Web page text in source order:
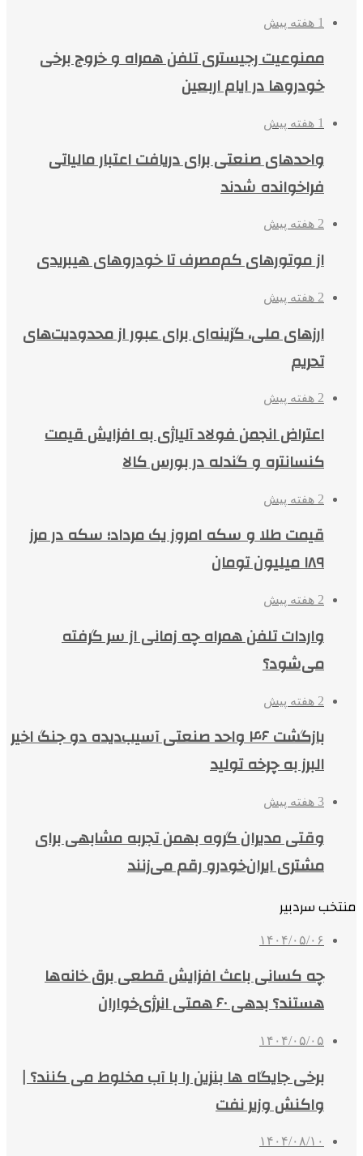
1 هفته پیش
ممنوعیت رجیستری تلفن همراه و خروج برخی
خودروها در ایام اربعین
1 هفته پیش
واحدهای صنعتی برای دریافت اعتبار مالیاتی
فراخوانده شدند
2 هفته پیش
از موتورهای کم‌مصرف تا خودروهای هیبریدی
2 هفته پیش
ارزهای ملی، گزینه‌ای برای عبور از محدودیت‌های
تحریم
2 هفته پیش
اعتراض انجمن فولاد آلیاژی به افزایش قیمت
کنسانتره و گندله در بورس کالا
2 هفته پیش
قیمت طلا و سکه امروز یک مرداد؛ سکه در مرز
۱۸۹ میلیون تومان
2 هفته پیش
واردات تلفن همراه چه زمانی از سر گرفته
می‌شود؟
2 هفته پیش
بازگشت ۴۶ واحد صنعتی آسیب‌دیده دو جنگ اخیر
البرز به چرخه تولید
3 هفته پیش
وقتی مدیران گروه بهمن تجربه مشابهی برای
مشتری ایران‌خودرو رقم می‌زنند
منتخب سردبیر
۱۴۰۴/۰۵/۰۶
چه کسانی باعث افزایش قطعی برق خانه‌ها
هستند؟ بدهی ۶۰ همتی انرژی‌خواران
۱۴۰۴/۰۵/۰۵
برخی جایگاه ها بنزین را با آب مخلوط می کنند؟ |
واکنش وزیر نفت
۱۴۰۴/۰۸/۱۰